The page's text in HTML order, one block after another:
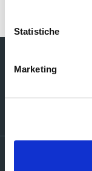
Statistiche
Marketing